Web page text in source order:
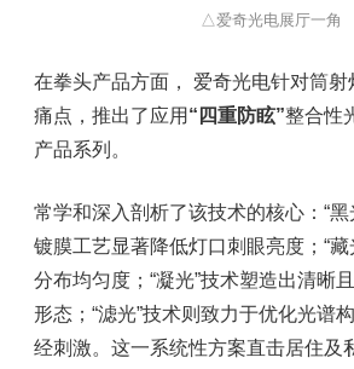
△爱奇光电展厅一角
在拳头产品方面， 爱奇光电针对筒
痛点，推出了应用 “ 四重防眩”整合性
产品系列。
常学和深入剖析了该技术的核心： “黑
镀膜工艺显著降低灯口刺眼亮度；“藏
分布均匀度；“凝光”技术塑造出清晰
形态；“滤光”技术则致力于优化光谱
经刺激。这一系统性方案直击居住及